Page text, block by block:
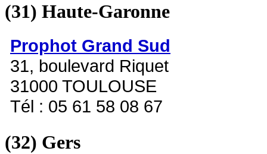
(31) Haute-Garonne
Prophot Grand Sud
31, boulevard Riquet
31000 TOULOUSE
Tél : 05 61 58 08 67
(32) Gers